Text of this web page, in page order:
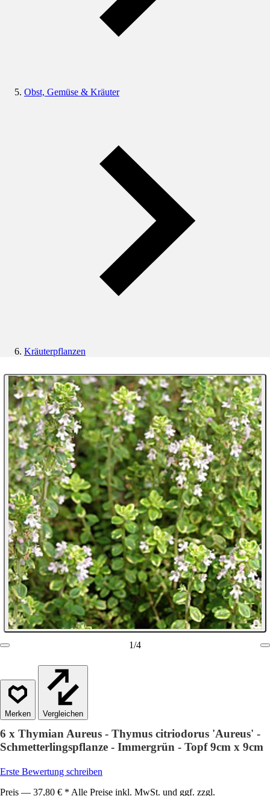
Obst, Gemüse & Kräuter
Kräuterpflanzen
1/4
Vergleichen
6 x Thymian Aureus - Thymus citriodorus 'Aureus' -
Schmetterlingspflanze - Immergrün - Topf 9cm x 9cm
Erste Bewertung schreiben
Preis — 37,80 € * Alle Preise inkl. MwSt. und ggf. zzgl.